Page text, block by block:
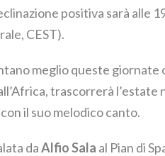
positiva sarà alle
CEST).
meglio queste giornate
trascorrerà l’estate
il suo melodico canto.
daAlfio Sala al Pian di